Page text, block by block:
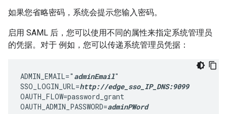
如果您省略密码，系统会提示您输入密码。
启用 SAML 后，您可以使用不同的属性来指定系统管理员
的凭据。对于 例如，您可以传递系统管理员凭据：
ADMIN_EMAIL=" adminEmail"
SSO_LOGIN_URL=http://edge_sso_IP_DNS:9099
OAUTH_FLOW=password_grant
OAUTH_ADMIN_PASSWORD=adminPWord